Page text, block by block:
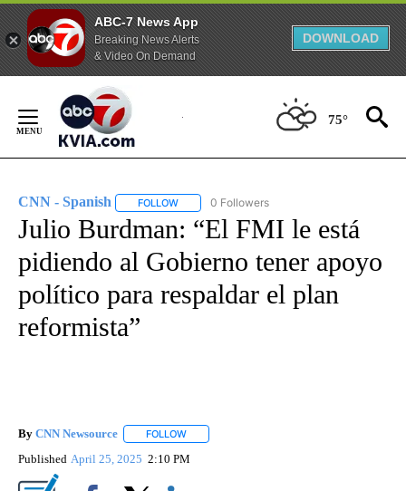
ABC-7 News App
Breaking News Alerts
& Video On Demand
DOWNLOAD
Content
75°
CNN - Spanish FOLLOW FOLLOW "CNN - SPANISH" TO RECEIVE
0 Followers
Julio Burdman: “El FMI le está
pidiendo al Gobierno tener apoyo
político para respaldar el plan
reformista”
By CNN Newsource FOLLOW
Published April 25, 2025 2:10 PM